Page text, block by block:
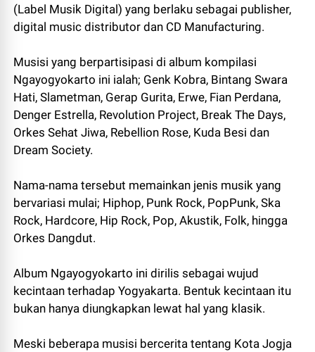
(Label Musik Digital) yang berlaku sebagai publisher,
digital music distributor dan CD Manufacturing.
Musisi yang berpartisipasi di album kompilasi
Ngayogyokarto ini ialah; Genk Kobra, Bintang Swara
Hati, Slametman, Gerap Gurita, Erwe, Fian Perdana,
Denger Estrella, Revolution Project, Break The Days,
Orkes Sehat Jiwa, Rebellion Rose, Kuda Besi dan
Dream Society.
Nama-nama tersebut memainkan jenis musik yang
bervariasi mulai; Hip­hop, Punk Rock, Pop­Punk, Ska
Rock, Hardcore, Hip Rock, Pop, Akustik, Folk, hingga
Orkes Dangdut.
Album Ngayogyokarto ini dirilis sebagai wujud
kecintaan terhadap Yogyakarta. Bentuk kecintaan itu
bukan hanya diungkapkan lewat hal yang klasik.
Meski beberapa musisi bercerita tentang Kota Jogja